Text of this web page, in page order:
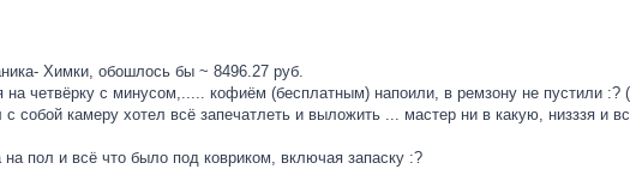
Химки, обошлось бы ~ 8496.27 руб.
четвёрку с минусом,..... кофиём (бесплатным) напоили, в ремзону не пустили
собой камеру хотел всё запечатлеть и выложить ... мастер ни в какую, низззя и
пол и всё что было под ковриком, включая запаску :?